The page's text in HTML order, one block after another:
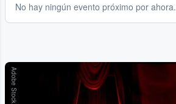
No hay ningún evento próximo por ahora.
Adobe Stock